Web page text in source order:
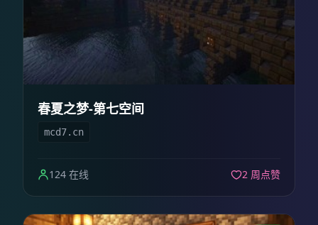
春夏之梦-第七空间
mcd7.cn
124 在线 2 周点赞